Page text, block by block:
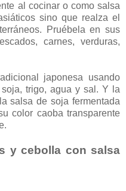
al cocinar o como salsa
sino que realza el
Pruébela en sus
carnes, verduras,
japonesa usando
trigo, agua y sal. Y la
salsa de soja fermentada
color caoba transparente
y cebolla con salsa